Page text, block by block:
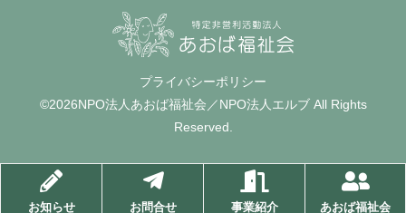
プライバシーポリシー
©2026NPO法人あおば福祉会／NPO法人エルブ All Rights
Reserved.
お知らせ お問合せ 事業紹介 あおば福祉会